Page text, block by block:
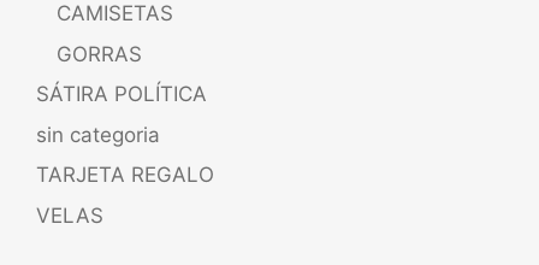
CAMISETAS
GORRAS
SÁTIRA POLÍTICA
sin categoria
TARJETA REGALO
VELAS